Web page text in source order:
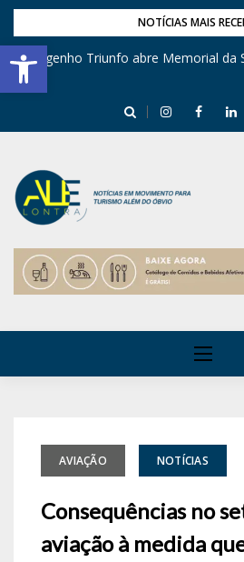
Barra de Ferramentas Aberta
NOTÍCIAS MAIS
Engenho Triunfo abre Memorial da
AVIAÇÃO NOTÍCIAS
Consequências no
aviação à medida